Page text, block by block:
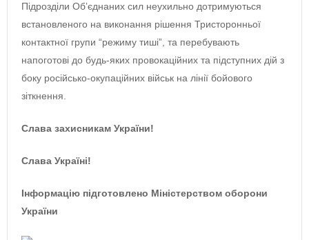
Підрозділи Об’єднаних сил неухильно дотримуються
встановленого на виконання рішення Тристоронньої
контактної групи “режиму тиші”, та перебувають
напоготові до будь-яких провокаційних та підступних дій з
боку російсько-окупаційних військ на лінії бойового
зіткнення.
Слава захисникам України!
Слава Україні!
Інформацію підготовлено Міністерством оборони
України